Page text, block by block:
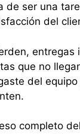
ser una
del
entregas
que no
del
completo